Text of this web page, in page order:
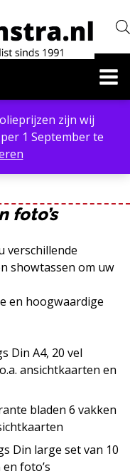
zijn wij
1 September te
by Translate
foto’s
foto’s
verschillende
showtassen om uw
en hoogwaardige
Din A4, 20 vel
ansichtkaarten en
bladen 6 vakken
Din large set van 10
foto’s